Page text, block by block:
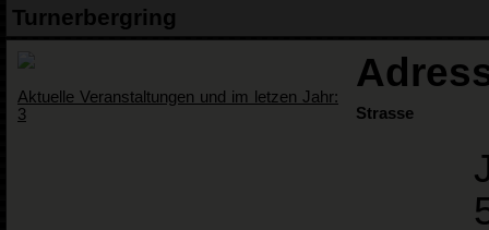
Turnerbergring
Aktuelle Veranstaltungen und im letzen Jahr:
3
Strasse